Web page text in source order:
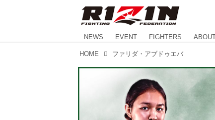
NEWS EVENT FIGHTERS
HOME ファリダ・アブドゥエバ